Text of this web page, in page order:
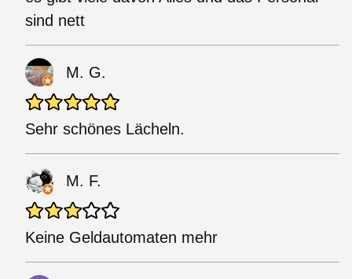
sind nett
M. G.
Sehr schönes Lächeln.
M. F.
Keine Geldautomaten mehr